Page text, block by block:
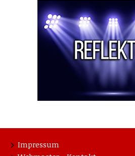
Impressum